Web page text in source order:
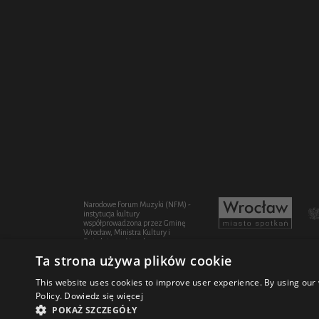
Narodowe Forum Muzyki (NFM) -
instytucja kultury
współprowadzona przez Gminę
Wrocław, Ministra Kultury i
Dziedzictwa Narodowego oraz
© 2021 Narodowe Forum Muzyki
Ta strona używa plików cookie
This website uses cookies to improve user experience. By using
Policy. Dowiedz się więcej
POKAŻ SZCZEGÓŁY